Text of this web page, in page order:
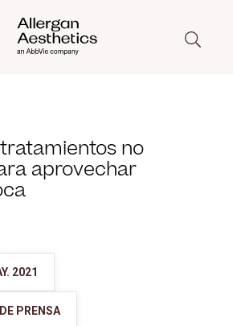
no
aprovechar
2021
PRENSA